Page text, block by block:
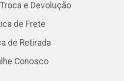
e Devolução
de Frete
de Retirada
Conosco